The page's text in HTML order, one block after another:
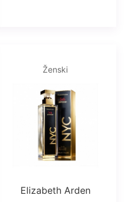
Ženski
Elizabeth Arden